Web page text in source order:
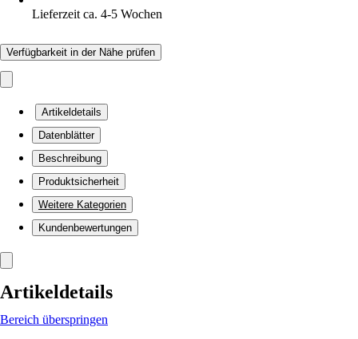
Lieferzeit ca. 4-5 Wochen
Verfügbarkeit in der Nähe prüfen
Artikeldetails
Datenblätter
Beschreibung
Produktsicherheit
Weitere Kategorien
Kundenbewertungen
Artikeldetails
Bereich überspringen